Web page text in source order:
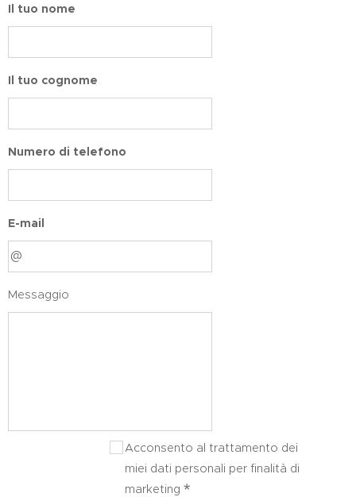
Il tuo nome
Il tuo cognome
Numero di telefono
E-mail
Messaggio
Acconsento al trattamento dei
miei dati personali per finalità di
marketing